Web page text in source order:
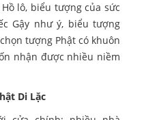
lô, biểu tượng của sức
Gậy như ý, biểu tượng
tượng Phật có khuôn
nhận được nhiều niềm
Di Lặc